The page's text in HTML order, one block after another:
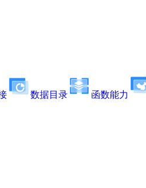
数据目录 函数能力